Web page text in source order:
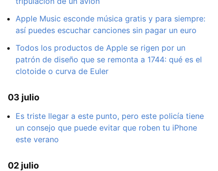
Apple Music esconde música gratis y para siempre:
así puedes escuchar canciones sin pagar un euro
Todos los productos de Apple se rigen por un
patrón de diseño que se remonta a 1744: qué es el
clotoide o curva de Euler
03 julio
Es triste llegar a este punto, pero este policía tiene
un consejo que puede evitar que roben tu iPhone
este verano
02 julio